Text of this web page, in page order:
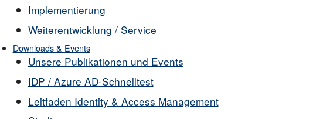
Implementierung
Weiterentwicklung / Service
Downloads & Events
Unsere Publikationen und Events
IDP / Azure AD-Schnelltest
Leitfaden Identity & Access Management